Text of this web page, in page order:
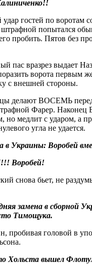
гостей по воротам
попытался
пробить. Пятов без
пас вразрез выдает
ворота первым
с внешней стороны.
делают ВОСЕМЬ
Фарер. Наконец
но медлит с ударом, а
угла не удается.
в Украины: Воробей
Воробей!
снова бьет, не
замена в сборной
Тимощука.
пробивая головой в
Хольста вышел